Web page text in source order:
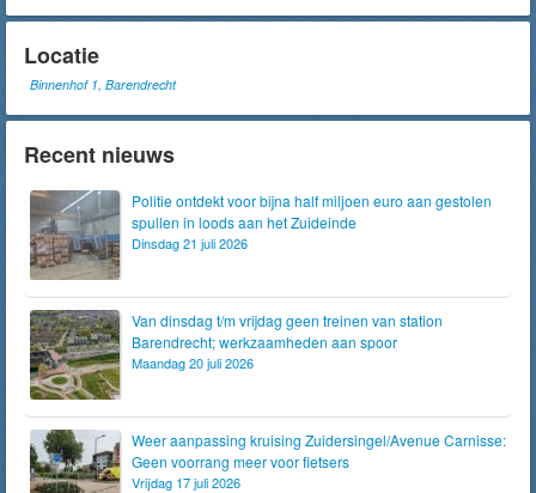
Locatie
Binnenhof 1, Barendrecht
Recent nieuws
Politie ontdekt voor bijna half miljoen euro aan gestolen
spullen in loods aan het Zuideinde
Dinsdag 21 juli 2026
Van dinsdag t/m vrijdag geen treinen van station
Barendrecht; werkzaamheden aan spoor
Maandag 20 juli 2026
Weer aanpassing kruising Zuidersingel/Avenue Carnisse:
Geen voorrang meer voor fietsers
Vrijdag 17 juli 2026